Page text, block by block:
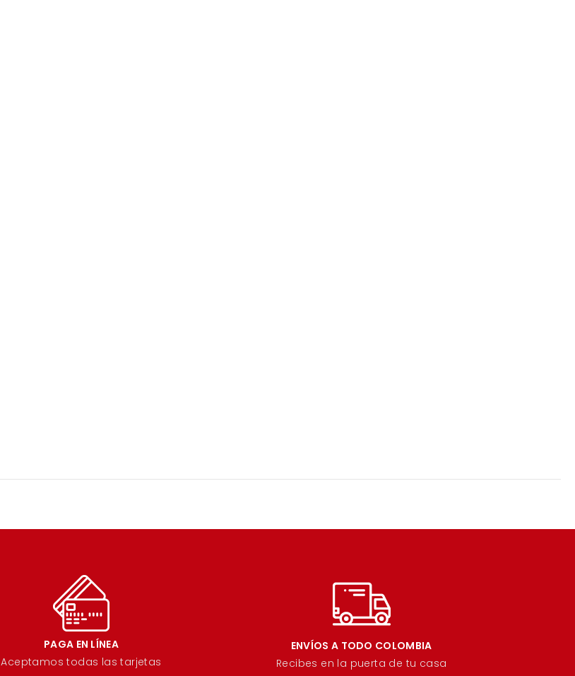
PAGA EN LÍNEA
Aceptamos todas las tarjetas
ENVÍOS A TODO COLOMBIA
Recibes en la puerta de tu casa